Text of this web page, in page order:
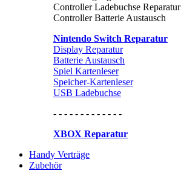
Controller Ladebuchse Reparatur
Controller Batterie Austausch
Nintendo Switch Reparatur
Display Reparatur
Batterie Austausch
Spiel Kartenleser
Speicher-Kartenleser
USB Ladebuchse
- - - - - - - - - - - - -
XBOX Reparatur
Handy Verträge
Zubehör